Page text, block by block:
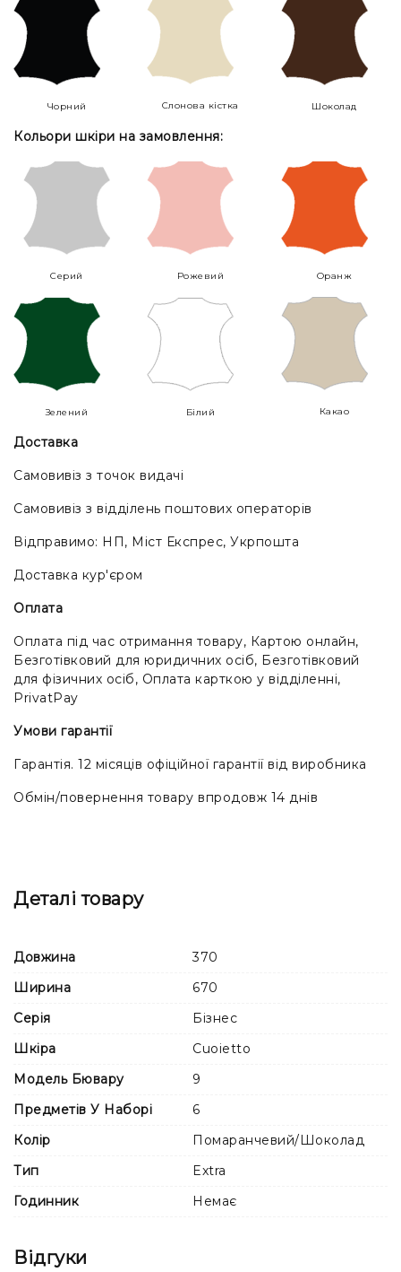
Чорний Слонова кістка Шоколад
Кольори шкіри на замовлення:
Серий Рожевий Оранж
Зелений Білий Какао
Доставка
Самовивіз з точок видачі
Самовивіз з відділень поштових операторів
Відправимо: НП, Міст Експрес, Укрпошта
Доставка кур'єром
Оплата
Оплата під час отримання товару, Картою онлайн,
Безготівковий для юридичних осіб, Безготівковий
для фізичних осіб, Оплата карткою у відділенні,
PrivatPay
Умови гарантії
Гарантія. 12 місяців офіційної гарантії від виробника
Обмін/повернення товару впродовж 14 днів
Деталі товару
Довжина
370
Ширина
670
Серія
Бізнес
Шкіра
Cuoietto
Модель Бювару
9
Предметів У Наборі
6
Колір
Помаранчевий/Шоколад
Тип
Extra
Годинник
Немає
Відгуки